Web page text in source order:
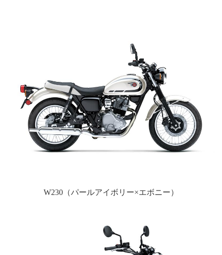
W230（パールアイボリー×エボニー）